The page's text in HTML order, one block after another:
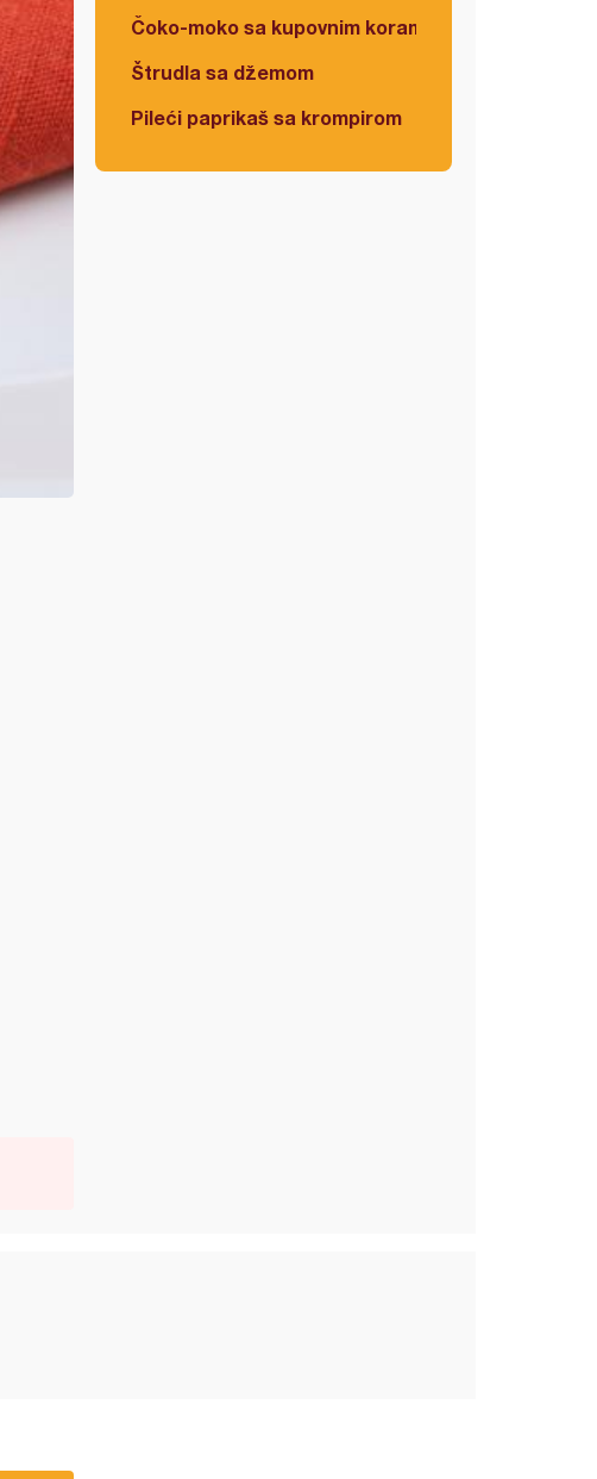
Čoko-moko sa kupovnim korama
Štrudla sa džemom
Pileći paprikaš sa krompirom